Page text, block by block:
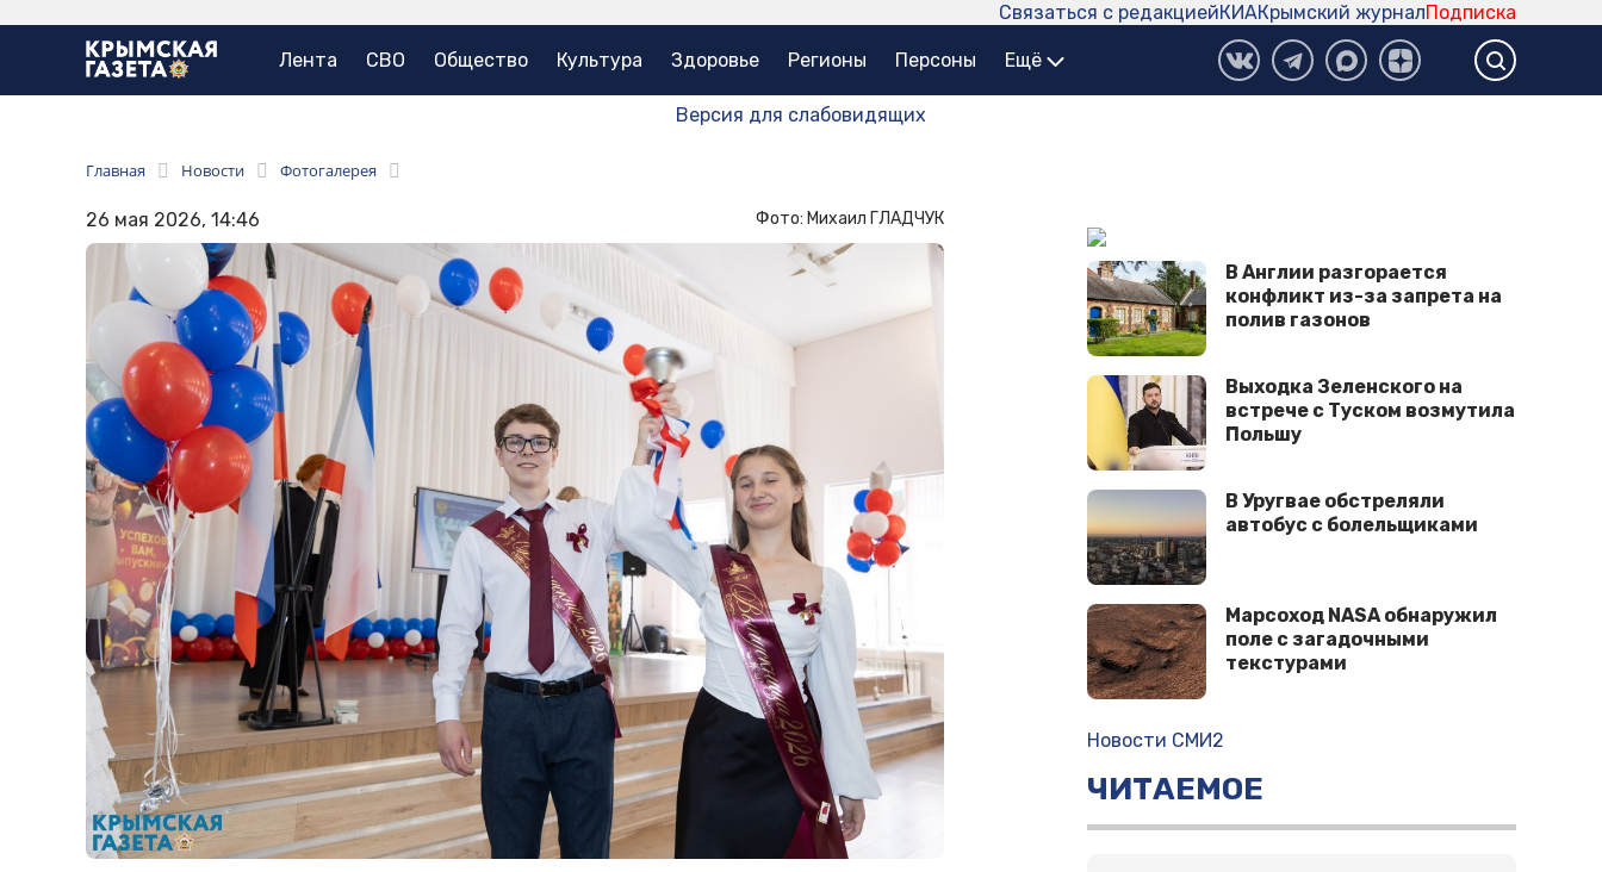
Подписка
Крымский журнал
КИА
Связаться с редакцией
Лента СВО Общество Культура Здоровье Регионы Персоны Ещё
Версия для слабовидящих
Главная Новости Фотогалерея
26 мая 2026, 14:46 Фото: Михаил ГЛАДЧУК
В Англии разгорается
конфликт из-за запрета на
полив газонов
Выходка Зеленского на
встрече с Туском возмутила
Польшу
В Уругвае обстреляли
автобус с болельщиками
Марсоход NASA обнаружил
поле с загадочными
текстурами
Новости СМИ2
ЧИТАЕМОЕ